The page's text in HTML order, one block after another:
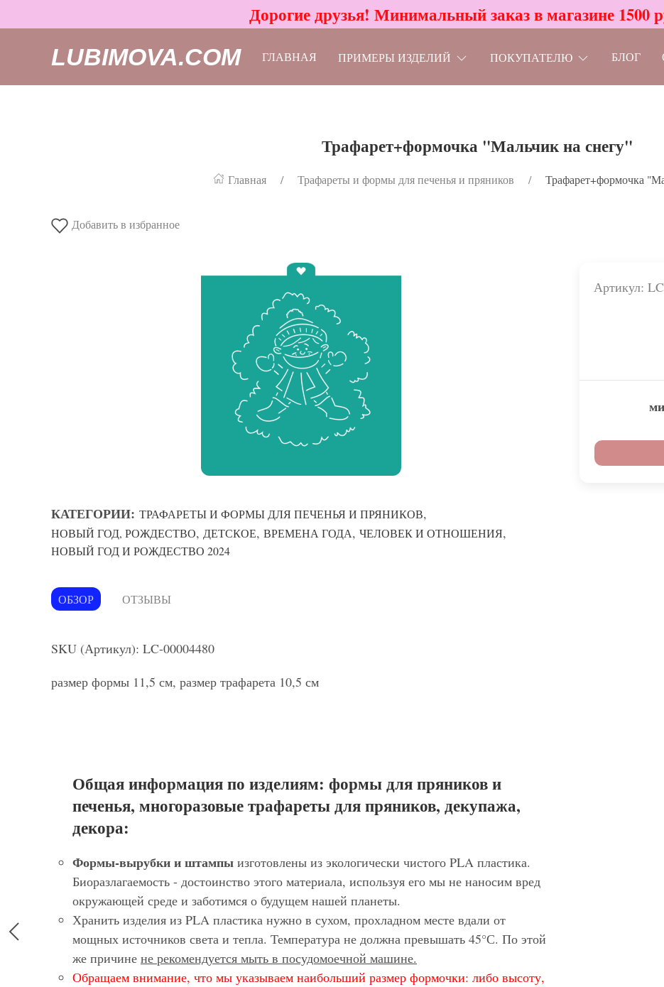
Дорогие друзья! Минимальный заказ в магазине 1500
LUBIMOVA.COM ГЛАВНАЯ ПРИМЕРЫ ИЗДЕЛИЙ ПОКУПАТЕЛЮ БЛОГ
Трафарет+формочка "Мальчик на снегу"
Главная Трафареты и формы для печенья и пряников Трафарет+формочка
Добавить в избранное
КАТЕГОРИИ: ТРАФАРЕТЫ И ФОРМЫ ДЛЯ ПЕЧЕНЬЯ И ПРЯНИКОВ,
НОВЫЙ ГОД, РОЖДЕСТВО, ДЕТСКОЕ, ВРЕМЕНА ГОДА, ЧЕЛОВЕК И ОТНОШЕНИЯ,
НОВЫЙ ГОД И РОЖДЕСТВО 2024
ОБЗОР ОТЗЫВЫ
SKU (Артикул): LC-00004480
размер формы 11,5 см, размер трафарета 10,5 см
Общая информация по изделиям: формы для пряников и
печенья, многоразовые трафареты для пряников, декупажа,
декора:
Формы-вырубки и штампы изготовлены из экологически чистого PLA пластика.
Биоразлагаемость - достоинство этого материала, используя его мы не наносим вред
окружающей среде и заботимся о будущем нашей планеты.
Хранить изделия из PLA пластика нужно в сухом, прохладном месте вдали от
мощных источников света и тепла. Температура не должна превышать 45°С. По этой
же причине не рекомендуется мыть в посудомоечной машине.
Обращаем внимание, что мы указываем наибольший размер формочки: либо высоту,
Артикул: